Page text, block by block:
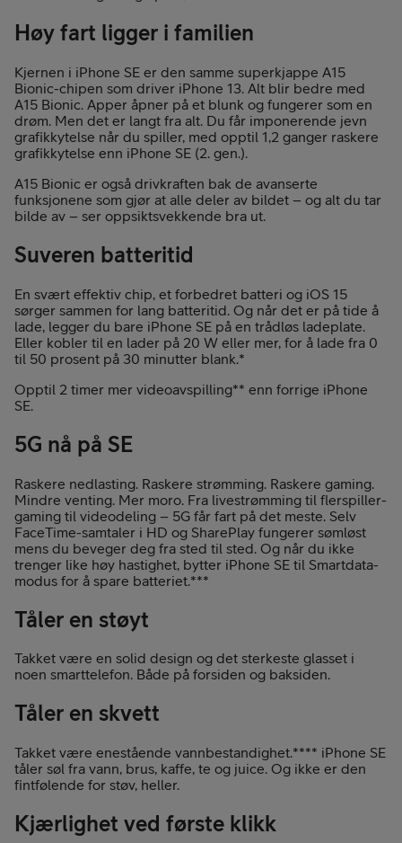
Høy fart ligger i familien
Kjernen i iPhone SE er den samme superkjappe A15
Bionic-chipen som driver iPhone 13. Alt blir bedre med
A15 Bionic. Apper åpner på et blunk og fungerer som en
drøm. Men det er langt fra alt. Du får imponerende jevn
grafikkytelse når du spiller, med opptil 1,2 ganger raskere
grafikkytelse enn iPhone SE (2. gen.).
A15 Bionic er også drivkraften bak de avanserte
funksjonene som gjør at alle deler av bildet – og alt du tar
bilde av – ser oppsikts­vekkende bra ut.
Suveren batteritid
En svært effektiv chip, et forbedret batteri og iOS 15
sørger sammen for lang batteritid. Og når det er på tide å
lade, legger du bare iPhone SE på en trådløs ladeplate.
Eller kobler til en lader på 20 W eller mer, for å lade fra 0
til 50 prosent på 30 minutter blank.*
Opptil 2 timer mer video­avspilling** enn forrige iPhone
SE.
5G nå på SE
Raskere nedlasting. Raskere strømming. Raskere gaming.
Mindre venting. Mer moro. Fra livestrømming til flerspiller-
gaming til videodeling – 5G får fart på det meste. Selv
FaceTime-samtaler i HD og SharePlay fungerer sømløst
mens du beveger deg fra sted til sted. Og når du ikke
trenger like høy hastighet, bytter iPhone SE til Smartdata-
modus for å spare batteriet.***
Tåler en støyt
Takket være en solid design og det sterkeste glasset i
noen smarttelefon. Både på forsiden og baksiden.
Tåler en skvett
Takket være enestående vannbestandighet.**** iPhone SE
tåler søl fra vann, brus, kaffe, te og juice. Og ikke er den
fintfølende for støv, heller.
Kjærlighet ved første klikk